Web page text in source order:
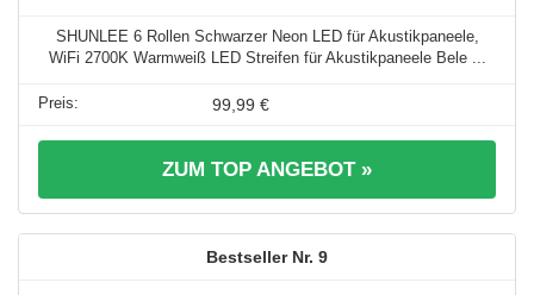
SHUNLEE 6 Rollen Schwarzer Neon LED für Akustikpaneele,
WiFi 2700K Warmweiß LED Streifen für Akustikpaneele Bele ...
99,99 €
ZUM TOP ANGEBOT »
9